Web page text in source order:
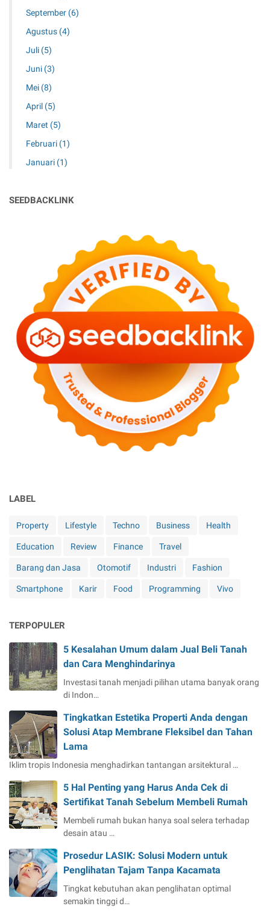
September (6)
Agustus (4)
Juli (5)
Juni (3)
Mei (8)
April (5)
Maret (5)
Februari (1)
Januari (1)
SEEDBACKLINK
LABEL
Property Lifestyle Techno Business Health
Education Review Finance Travel
Barang dan Jasa Otomotif Industri Fashion
Smartphone Karir Food Programming Vivo
TERPOPULER
5 Kesalahan Umum dalam Jual Beli Tanah
dan Cara Menghindarinya
Investasi tanah menjadi pilihan utama banyak orang
di Indon…
Tingkatkan Estetika Properti Anda dengan
Solusi Atap Membrane Fleksibel dan Tahan
Lama
Iklim tropis Indonesia menghadirkan tantangan arsitektural …
5 Hal Penting yang Harus Anda Cek di
Sertifikat Tanah Sebelum Membeli Rumah
Membeli rumah bukan hanya soal selera terhadap
desain atau …
Prosedur LASIK: Solusi Modern untuk
Penglihatan Tajam Tanpa Kacamata
Tingkat kebutuhan akan penglihatan optimal
semakin tinggi d…